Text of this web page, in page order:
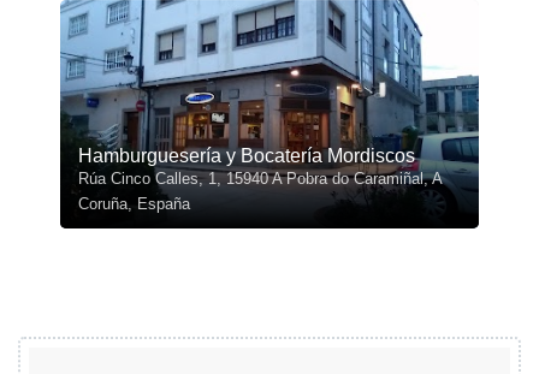
Hamburguesería y Bocatería Mordiscos
Rúa Cinco Calles, 1, 15940 A Pobra do Caramiñal, A
Coruña, España